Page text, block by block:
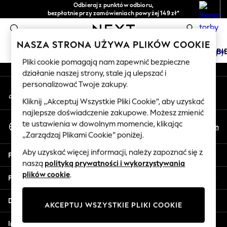
Odbieraj z punktów odbioru,
bezpłatnie przy zamówieniach powyżej 149 zł*
Łatwe zwroty*
0
HOLIDAY SHOP
Women's Holiday Shop
All Swimwear
All Beachwear
Bags & Accessories
Beach Dresses & Kaftans
Dresses
Flip Flops
Sliders
Jumpsuits & Playsuits
Sandals
Shorts
An error occurred on client
Nasze media społecznościowe
Moje konto
Zaloguj się na swoje konto
Wybierz Język
Polski
En
Pomoc
Prywatność i zasady prawne
Działy
Inne usługi
NASZA STRONA UŻYWA PLIKÓW COOKIE
Pliki cookie pomagają nam zapewnić bezpieczne
działanie naszej strony, stale ją ulepszać i
personalizować Twoje zakupy.
Kliknij „Akceptuj Wszystkie Pliki Cookie”, aby uzyskać
najlepsze doświadczenie zakupowe. Możesz zmienić
te ustawienia w dowolnym momencie, klikając
„Zarządzaj Plikami Cookie” poniżej.
Aby uzyskać więcej informacji, należy zapoznać się z
naszą polityką prywatności i wykorzystywania
plików cookie.
AKCEPTUJ WSZYSTKIE PLIKI COOKIE